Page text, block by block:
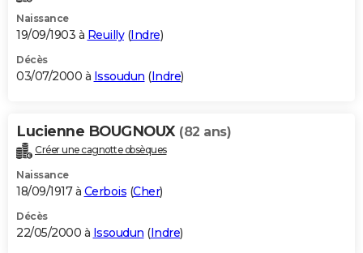
Naissance
19/09/1903 à Reuilly(Indre)
Décès
03/07/2000 à Issoudun (Indre)
Lucienne BOUGNOUX (82 ans)
Créer une cagnotte obsèques
Naissance
18/09/1917 à Cerbois (Cher)
Décès
22/05/2000 à Issoudun (Indre)